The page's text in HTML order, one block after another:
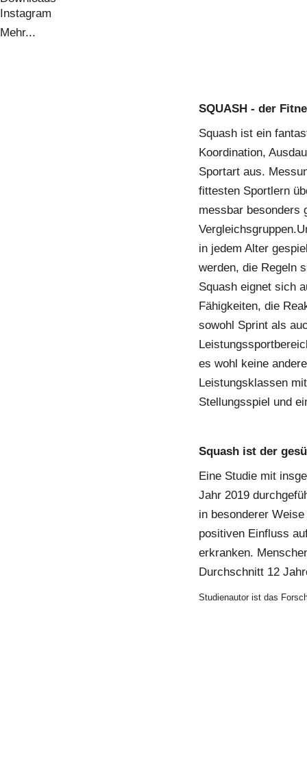
Instagram
Mehr...
SQUASH - der
Squash ist ein
Koordination,
Sportart aus.
fittesten Sportlern
messbar besonders
in jedem Alter
werden, die Regeln
Squash eignet sich
Fähigkeiten, die
sowohl Sprint als
es wohl keine
Leistungsklassen
Stellungsspiel und
Squash ist der
Eine Studie mit
Jahr 2019
in besonderer
positiven Einfluss
erkranken.
Durchschnitt 12
Studienautor ist das